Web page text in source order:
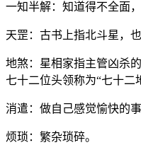
一知半解：知道得不全面
天罡：古书上指北斗星，
地煞：星相家指主管凶杀
七十二位头领称为“七十二
消遣：做自己感觉愉快的
烦琐：繁杂琐碎。